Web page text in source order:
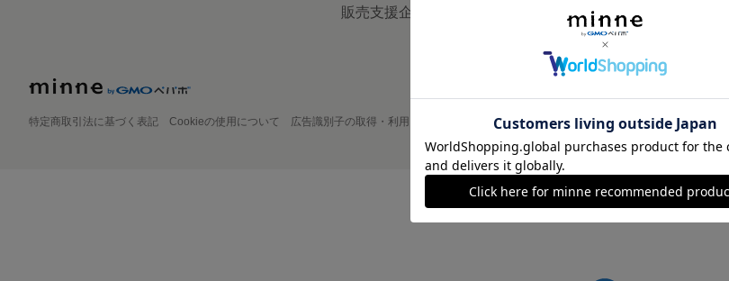
販売支援企画・イベント
特定商取引法に基づく表記 Cookieの使用について 広告識別子の取得・利用 プライバシーポリシー 会社概要 採用情報 メディアキット
©GMO Pepabo, Inc. All rights reserved.